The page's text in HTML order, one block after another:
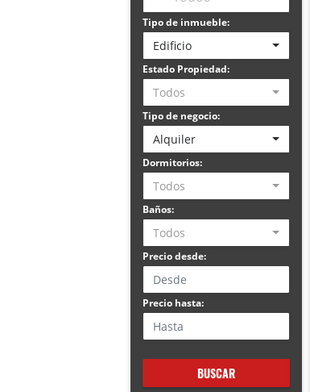
Tipo de inmueble:
Edificio
Estado Propiedad:
Todos
Tipo de negocio:
Alquiler
Dormitorios:
Todos
Baños:
Todos
Precio desde:
Precio hasta:
BUSCAR